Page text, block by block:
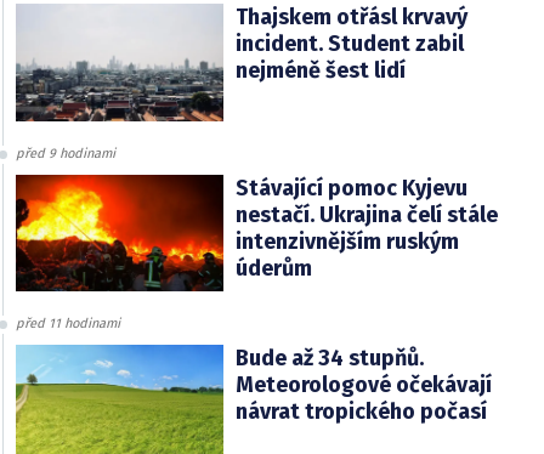
Thajskem otřásl krvavý
incident. Student zabil
nejméně šest lidí
před 9 hodinami
Stávající pomoc Kyjevu
nestačí. Ukrajina čelí stále
intenzivnějším ruským
úderům
před 11 hodinami
Bude až 34 stupňů.
Meteorologové očekávají
návrat tropického počasí